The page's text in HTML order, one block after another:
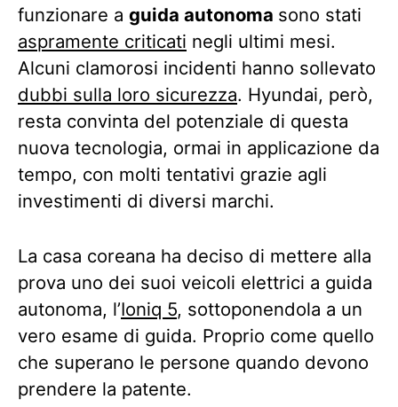
funzionare a guida autonoma sono stati
aspramente criticati negli ultimi mesi.
Alcuni clamorosi incidenti hanno sollevato
dubbi sulla loro sicurezza. Hyundai, però,
resta convinta del potenziale di questa
nuova tecnologia, ormai in applicazione da
tempo, con molti tentativi grazie agli
investimenti di diversi marchi.
La casa coreana ha deciso di mettere alla
prova uno dei suoi veicoli elettrici a guida
autonoma, l’Ioniq 5, sottoponendola a un
vero esame di guida. Proprio come quello
che superano le persone quando devono
prendere la patente.